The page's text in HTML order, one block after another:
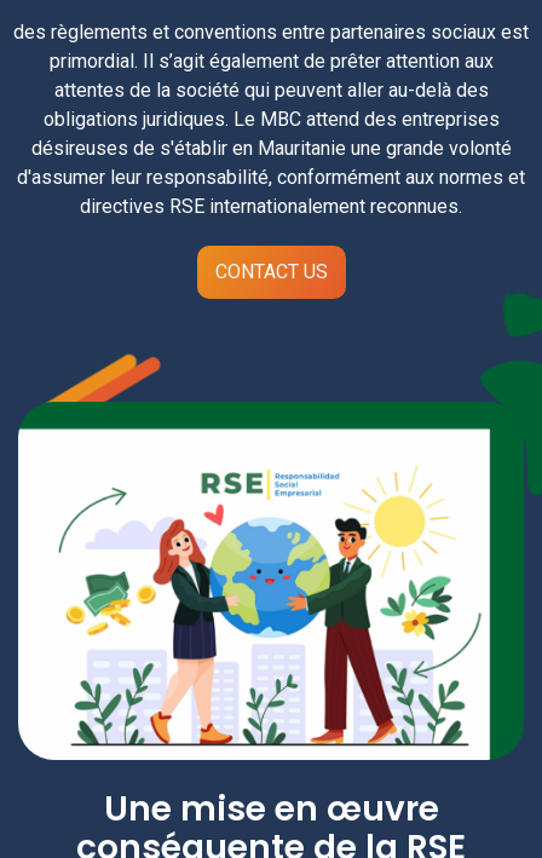
des règlements et conventions entre partenaires sociaux est
primordial. Il s’agit également de prêter attention aux
attentes de la société qui peuvent aller au-delà des
obligations juridiques. Le MBC attend des entreprises
désireuses de s'établir en Mauritanie une grande volonté
d'assumer leur responsabilité, conformément aux normes et
directives RSE internationalement reconnues.
CONTACT US
Une mise en œuvre
conséquente de la RSE